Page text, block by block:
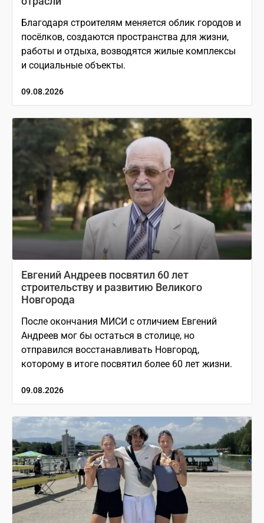
Благодаря строителям меняется облик городов и
посёлков, создаются пространства для жизни,
работы и отдыха, возводятся жилые комплексы
и социальные объекты.
09.08.2026
Евгений Андреев посвятил 60 лет
строительству и развитию Великого
Новгорода
После окончания МИСИ с отличием Евгений
Андреев мог бы остаться в столице, но
отправился восстанавливать Новгород,
которому в итоге посвятил более 60 лет жизни.
09.08.2026